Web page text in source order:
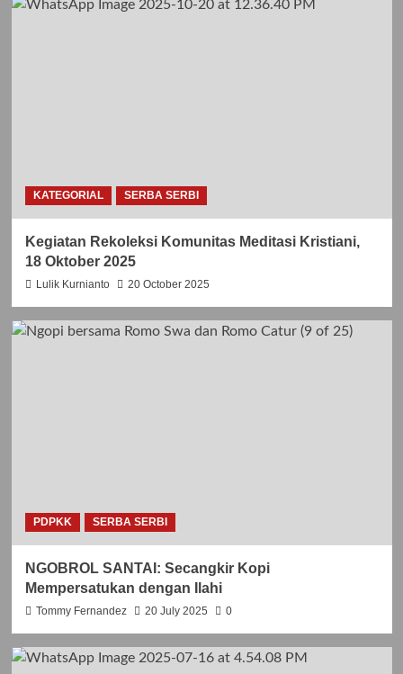
KATEGORIAL SERBA SERBI
Kegiatan Rekoleksi Komunitas Meditasi Kristiani,
18 Oktober 2025
Lulik Kurnianto 20 October 2025
PDPKK SERBA SERBI
NGOBROL SANTAI: Secangkir Kopi
Mempersatukan dengan Ilahi
Tommy Fernandez 20 July 2025 0